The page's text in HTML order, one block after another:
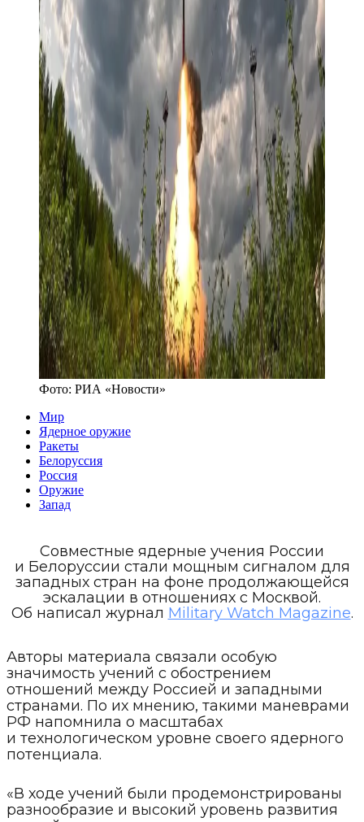
Фото: РИА «Новости»
Мир
Ядерное оружие
Ракеты
Белоруссия
Россия
Оружие
Запад
Совместные ядерные учения России
и Белоруссии стали мощным сигналом для
западных стран на фоне продолжающейся
эскалации в отношениях с Москвой.
Об написал журнал Military Watch Magazine.
Авторы материала связали особую
значимость учений с обострением
отношений между Россией и западными
странами. По их мнению, такими маневрами
РФ напомнила о масштабах
и технологическом уровне своего ядерного
потенциала.
«В ходе учений были продемонстрированы
разнообразие и высокий уровень развития